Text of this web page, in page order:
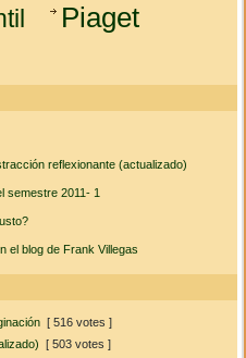
Piaget
reflexionante (actualizado)
semestre 2011- 1
el blog de Frank Villegas
[ 516 votes ]
[ 503 votes ]